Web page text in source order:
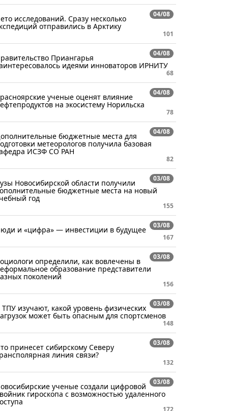
04/08
исследований. Сразу несколько
отправились в Арктику
101
04/08
Приангарья
идеями инноваторов ИРНИТУ
68
04/08
ученые оценят влияние
на экосистему Норильска
78
04/08
бюджетные места для
метеорологов получила базовая
ИСЗФ СО РАН
82
03/08
Новосибирской области получили
бюджетные места на новый
год
155
03/08
и «цифра» — инвестиции в будущее
167
03/08
определили, как вовлечены в
образование представители
поколений
156
03/08
ТПУ изучают, какой уровень физических
может быть опасным для спортсменов
148
03/08
принесет сибирскому Северу
линия связи?
132
03/08
ученые создали цифровой
гироскопа с возможностью удаленного
172